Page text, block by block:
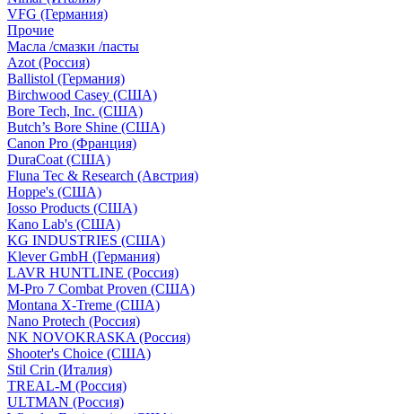
VFG (Германия)
Прочие
Масла /смазки /пасты
Azot (Россия)
Ballistol (Германия)
Birchwood Casey (США)
Bore Tech, Inc. (США)
Butch’s Bore Shine (СШA)
Canon Pro (Франция)
DuraCoat (США)
Fluna Tec & Research (Австрия)
Hoppe's (США)
Iosso Products (США)
Kano Lab's (США)
KG INDUSTRIES (США)
Klever GmbH (Германия)
LAVR HUNTLINE (Россия)
M-Pro 7 Combat Proven (СШA)
Montana X-Treme (США)
Nano Protech (Россия)
NK NOVOKRASKA (Россия)
Shooter's Choice (СШA)
Stil Crin (Италия)
TREAL-M (Россия)
ULTMAN (Россия)